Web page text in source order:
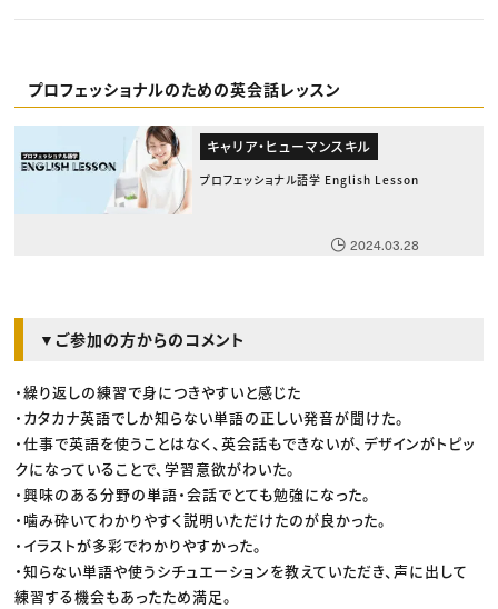
プロフェッショナルのための英会話レッスン
キャリア・ヒューマンスキル
プロフェッショナル語学 English Lesson
2024.03.28
▼ご参加の方からのコメント
・繰り返しの練習で身につきやすいと感じた
・カタカナ英語でしか知らない単語の正しい発音が聞けた。
・仕事で英語を使うことはなく、英会話もできないが、デザインがトピッ
クになっていることで、学習意欲がわいた。
・興味のある分野の単語・会話でとても勉強になった。
・噛み砕いてわかりやすく説明いただけたのが良かった。
・イラストが多彩でわかりやすかった。
・知らない単語や使うシチュエーションを教えていただき、声に出して
練習する機会もあったため満足。